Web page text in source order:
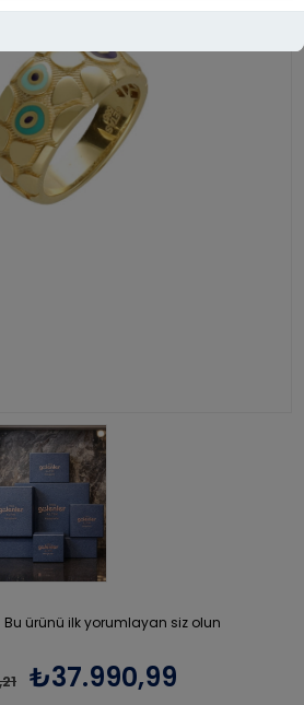
Bu ürünü ilk yorumlayan siz olun
₺37.990,99